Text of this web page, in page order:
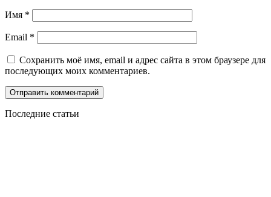
Имя *
Email *
Сохранить моё имя, email и адрес сайта в этом браузере для
последующих моих комментариев.
Последние статьи